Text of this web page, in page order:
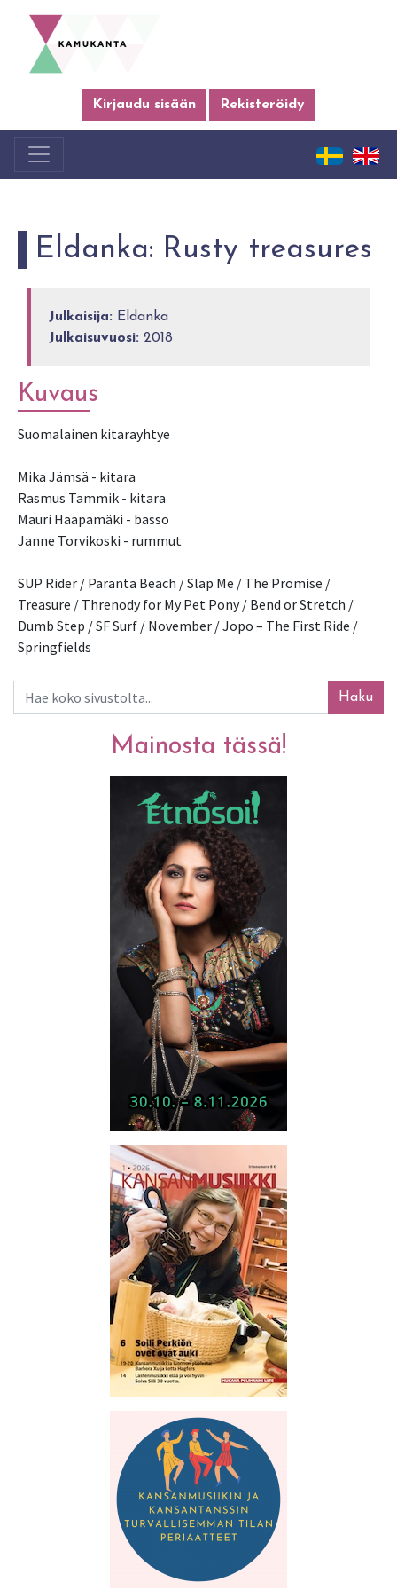
Kirjaudu sisään Rekisteröidy
Eldanka: Rusty treasures
Julkaisija: Eldanka
Julkaisuvuosi: 2018
Kuvaus
Suomalainen kitarayhtye
Mika Jämsä - kitara
Rasmus Tammik - kitara
Mauri Haapamäki - basso
Janne Torvikoski - rummut
SUP Rider / Paranta Beach / Slap Me / The Promise /
Treasure / Threnody for My Pet Pony / Bend or Stretch /
Dumb Step / SF Surf / November / Jopo – The First Ride /
Springfields
Haku
Mainosta tässä!